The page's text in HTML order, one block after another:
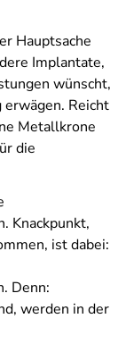
Hauptsache
Implantate,
wünscht,
Reicht
Metallkrone
die
Knackpunkt,
ist dabei:
Denn:
werden in der